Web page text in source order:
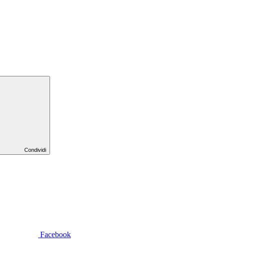
Condividi
Facebook